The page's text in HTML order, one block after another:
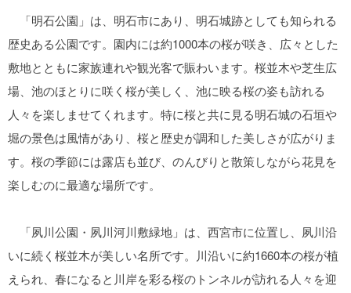
「明石公園」は、明石市にあり、明石城跡としても知られる
歴史ある公園です。園内には約1000本の桜が咲き、広々とした
敷地とともに家族連れや観光客で賑わいます。桜並木や芝生広
場、池のほとりに咲く桜が美しく、池に映る桜の姿も訪れる
人々を楽しませてくれます。特に桜と共に見る明石城の石垣や
堀の景色は風情があり、桜と歴史が調和した美しさが広がりま
す。桜の季節には露店も並び、のんびりと散策しながら花見を
楽しむのに最適な場所です。
「夙川公園・夙川河川敷緑地」は、西宮市に位置し、夙川沿
いに続く桜並木が美しい名所です。川沿いに約1660本の桜が植
えられ、春になると川岸を彩る桜のトンネルが訪れる人々を迎